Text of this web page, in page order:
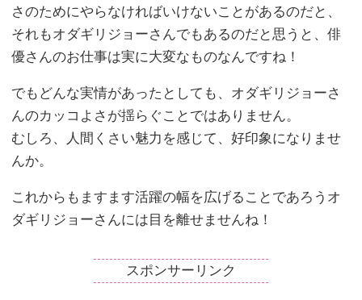
さのためにやらなければいけないことがあるのだと、
それもオダギリジョーさんでもあるのだと思うと、俳
優さんのお仕事は実に大変なものなんですね！
でもどんな実情があったとしても、オダギリジョーさ
んのカッコよさが揺らぐことではありません。
むしろ、人間くさい魅力を感じて、好印象になりませ
んか。
これからもますます活躍の幅を広げることであろうオ
ダギリジョーさんには目を離せませんね！
スポンサーリンク